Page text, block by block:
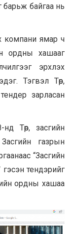
барьж байгаа нь
компани ямар ч
ордны хашааг
эрхлэх
Тэгвэл Төр,
зарласан
Төр, засгийн
газрын
“Засгийн
тендэрийг
ордны хашаа